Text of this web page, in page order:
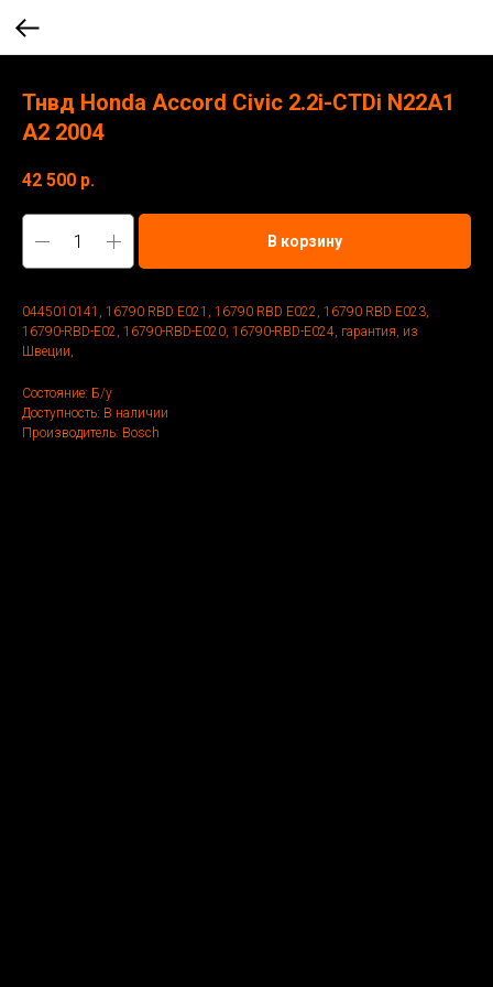
Тнвд Honda Accord Civic 2.2i-CTDi N22A1
A2 2004
42 500 р.
В корзину
0445010141, 16790 RBD E021, 16790 RBD E022, 16790 RBD E023,
16790-RBD-E02, 16790-RBD-E020, 16790-RBD-E024, гарантия, из
Швеции,
Состояние: Б/у
Доступность: В наличии
Производитель: Bosch